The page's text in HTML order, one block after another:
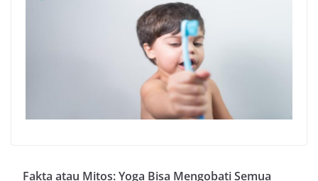
Fakta atau Mitos: Yoga Bisa Mengobati Semua